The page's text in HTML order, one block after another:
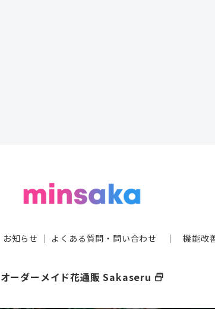
お知らせ ｜ よくある質問・問い合わせ ｜機能改
オーダーメイド花通販 Sakaseru select_window